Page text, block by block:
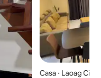
Casa ⋅ Laoag City